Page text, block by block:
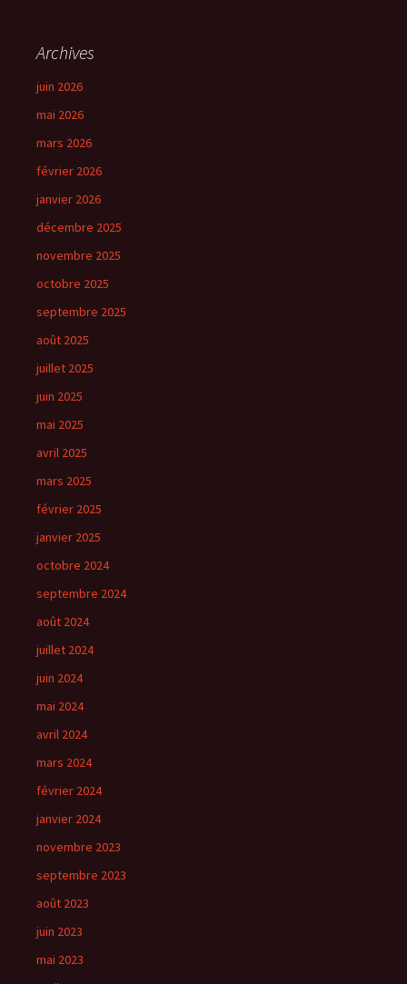
Archives
juin 2026
mai 2026
mars 2026
février 2026
janvier 2026
décembre 2025
novembre 2025
octobre 2025
septembre 2025
août 2025
juillet 2025
juin 2025
mai 2025
avril 2025
mars 2025
février 2025
janvier 2025
octobre 2024
septembre 2024
août 2024
juillet 2024
juin 2024
mai 2024
avril 2024
mars 2024
février 2024
janvier 2024
novembre 2023
septembre 2023
août 2023
juin 2023
mai 2023